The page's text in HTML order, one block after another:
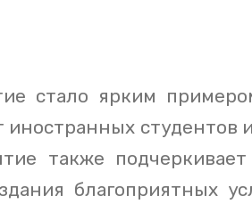
стало ярким
студентов
также
благоприятных